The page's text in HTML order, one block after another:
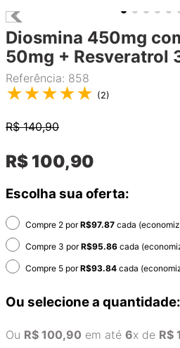
Diosmina 450mg
50mg + Resveratrol
Referência: 858
★★★★★ (2)
R$140,90
R$ 100,90
Escolha sua oferta:
Compre 2 porR$97.87 cada
Compre 3 porR$95.86 cada
Compre 5 porR$93.84 cada
Ou selecione a quantidade:
Ou R$ 100,90 em até 6x de R$